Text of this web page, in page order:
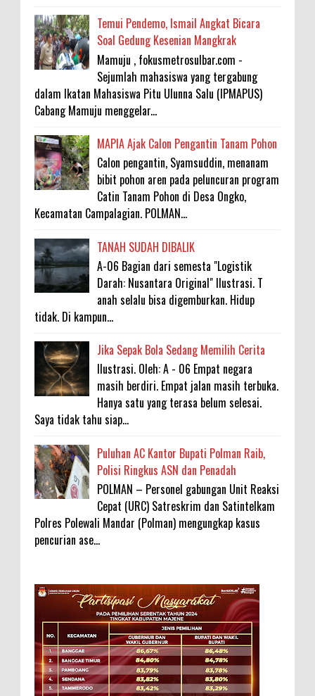
Temui Pendemo, Ismail Angkat Bicara
Soal Gedung Kesenian Mangkrak
Mamuju , fokusmetrosulbar.com -
Sejumlah mahasiswa yang tergabung
dalam Ikatan Mahasiswa Pitu Ulunna Salu (IPMAPUS)
Cabang Mamuju menggelar...
MAPIA Ajak Calon Pengantin Tanam Pohon
Calon pengantin, Syamsuddin, menanam
bibit pohon aren pada peluncuran program
Catin Tanam Pohon di Desa Ongko,
Kecamatan Campalagian. POLMAN...
TANAH SUDAH DIBALIK
A-06 Bagian dari semesta "Logistik
Darah: Nusantara Original" Ilustrasi. T
anah selalu bisa digemburkan. Hidup
tidak. Di kampun...
Jika Sepak Bola Sedang Memilih Cerita
Ilustrasi. Oleh: A - 06 Empat negara
masih berdiri. Empat jalan masih terbuka.
Hanya satu yang terasa belum selesai.
Saya tidak tahu siap...
Puluhan AC Kantor Bupati Polman Raib,
Polisi Ringkus ASN dan Penadah
POLMAN – Personel gabungan Unit Reaksi
Cepat (URC) Satreskrim dan Satintelkam
Polres Polewali Mandar (Polman) mengungkap kasus
pencurian ase...